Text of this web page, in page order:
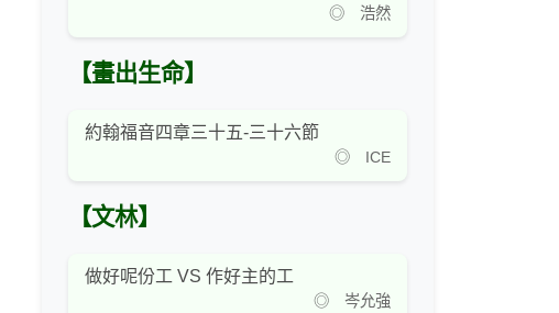
◎ 浩然
【畫出生命】
約翰福音四章三十五-三十六節
◎ ICE
【文林】
做好呢份工 VS 作好主的工
◎ 岑允強